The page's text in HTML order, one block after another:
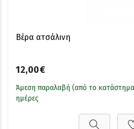
Βέρα ατσάλινη
12,00€
Άμεση παραλαβή (από το
ημέρες